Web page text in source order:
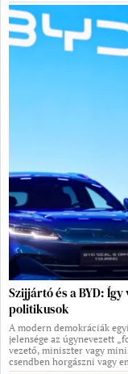
Szijjártó és a BYD:
politikusok
A modern demokráciák
jelensége az úgynevezett
vezető, miniszter vagy
csendben horgászni vagy